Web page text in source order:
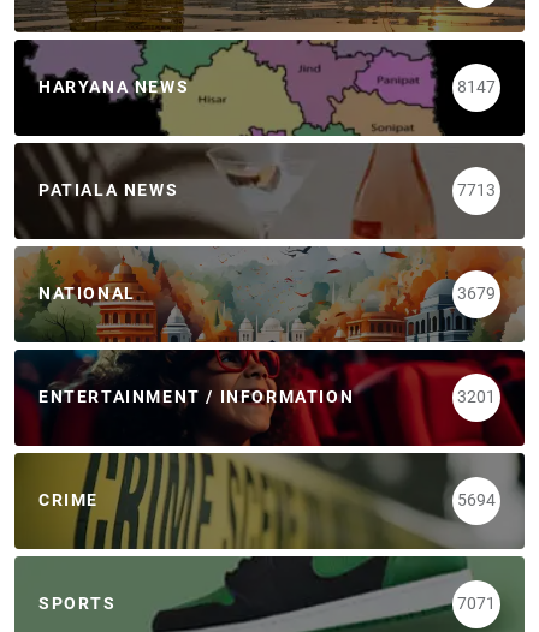
HARYANA NEWS 8147
PATIALA NEWS 7713
NATIONAL 3679
ENTERTAINMENT / INFORMATION 3201
CRIME 5694
SPORTS 7071